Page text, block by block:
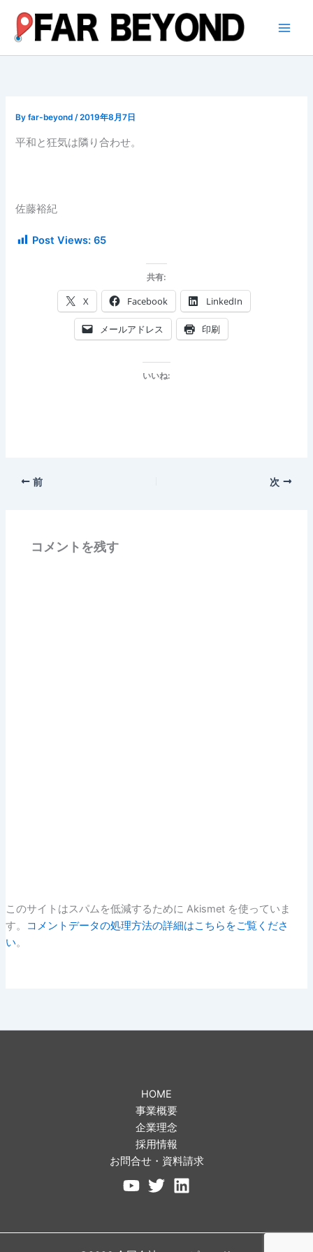
ス
Byfar-beyond/2019年8月7日
平和と狂気は隣り合わせ。
佐藤裕紀
Post Views: 65
共有:
X Facebook LinkedIn
メールアドレス 印刷
いいね:
前 次
コメントを残す
このサイトはスパムを低減するために Akismet を使っていま
す。
コメントデータの処理方法の詳細はこちらをご覧くださ
い。
HOME
事業概要
企業理念
採用情報
お問合せ・資料請求